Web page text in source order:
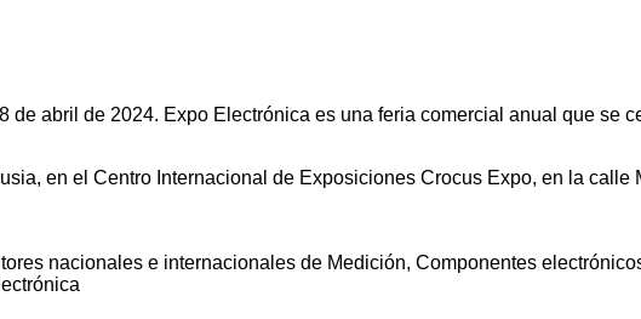
de abril de 2024. Expo Electrónica es una feria comercial anual que se
en el Centro Internacional de Exposiciones Crocus Expo, en la
nacionales e internacionales de Medición, Componentes